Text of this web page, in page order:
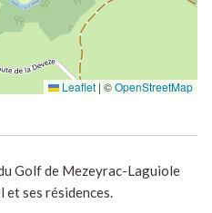
Leaflet | ©OpenStreetMap
Golf de Mezeyrac-Laguiole
et ses résidences.